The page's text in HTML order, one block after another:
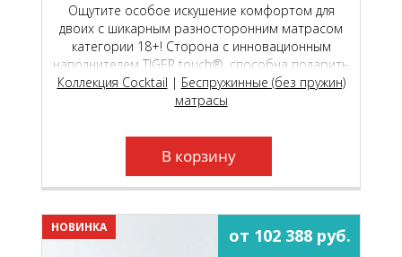
Ощутите особое искушение комфортом для
двоих с шикарным разносторонним матрасом
категории 18+! Сторона с инновационным
наполнителем TIGER touch®, способна подарить
чувство исключительной комфортности,
обеспечивая вашу пару непревзойдённым
Коллекция Cocktail | Беспружинные (без пружин)
матрасы
В корзину
НОВИНКА от 102 388 руб.